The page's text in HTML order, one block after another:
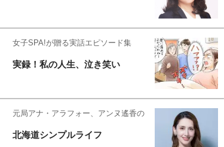
女子SPA!が贈る実話エピソード集
実録！私の人生、泣き笑い
元局アナ・アラフォー、アンヌ遙香の
北海道シンプルライフ